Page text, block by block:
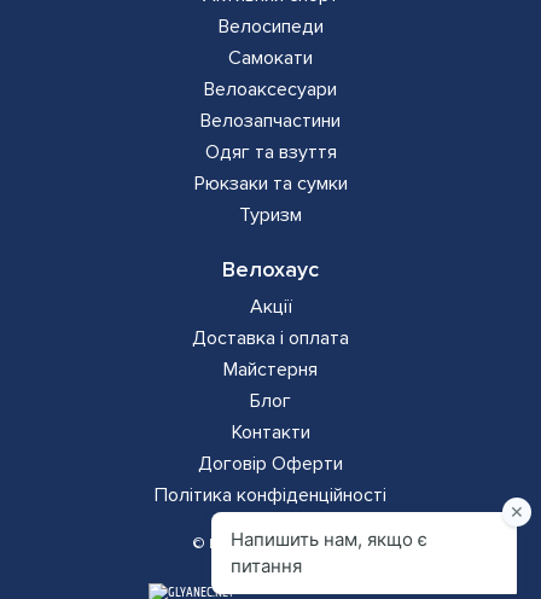
Велосипеди
Самокати
Велоаксесуари
Велозапчастини
Одяг та взуття
Рюкзаки та сумки
Туризм
Велохаус
Акції
Доставка і оплата
Майстерня
Блог
Контакти
Договір Оферти
Політика конфіденційності
© Всі права захищено